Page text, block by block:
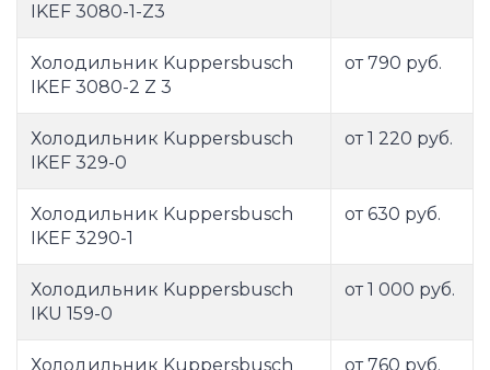
IKEF 3080-1-Z3
Холодильник Kuppersbusch
IKEF 3080-2 Z 3
от 790 руб.
Холодильник Kuppersbusch
IKEF 329-0
от 1 220 руб.
Холодильник Kuppersbusch
IKEF 3290-1
от 630 руб.
Холодильник Kuppersbusch
IKU 159-0
от 1 000 руб.
Холодильник Kuppersbusch от 760 руб.